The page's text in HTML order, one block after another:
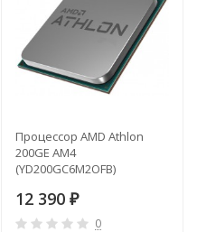
Процессор AMD Athlon
200GE AM4
(YD200GC6M2OFB)
Vega 3) OEM
12 390 ₽
0